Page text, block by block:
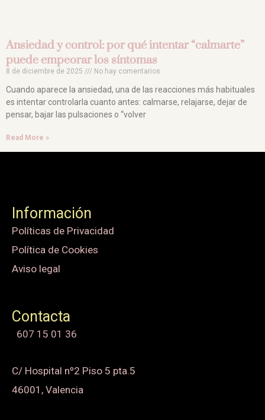
Ansiedad y control: por qué intentar “calmarte”
puede empeorar los síntomas
8 de diciembre de 2025 No hay comentarios
Cuando aparece la ansiedad, una de las reacciones más habituales
es intentar controlarla cuanto antes: calmarse, relajarse, dejar de
pensar, bajar las pulsaciones o “volver
Read More »
Información
Políticas de Privacidad
Política de Cookies
Aviso legal
Contacta
607 15 01 36
C/ Hospital nº2 Piso 5 pta.5
46001, Valencia